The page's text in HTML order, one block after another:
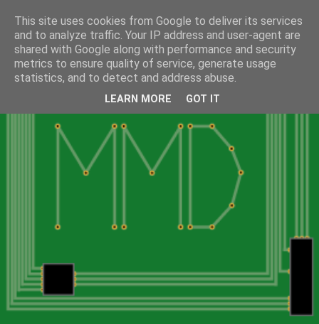
This site uses cookies from Google to deliver its services
and to analyze traffic. Your IP address and user-agent are
shared with Google along with performance and security
metrics to ensure quality of service, generate usage
statistics, and to detect and address abuse.
LEARN MORE GOT IT